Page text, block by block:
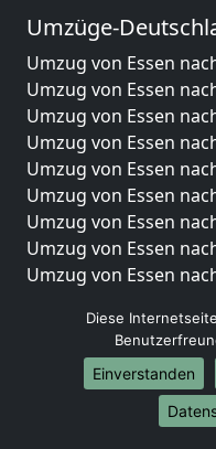
Umzüge-
Umzug von Essen
Umzug von Essen
Umzug von Essen
Umzug von Essen
Umzug von Essen
Umzug von Essen
Umzug von Essen
Umzug von Essen
Umzug von Essen
Umzug von Essen
Umzug von Essen
Umzug von Essen
Umzug von Essen
Umzug von Essen
Diese
Einverstanden